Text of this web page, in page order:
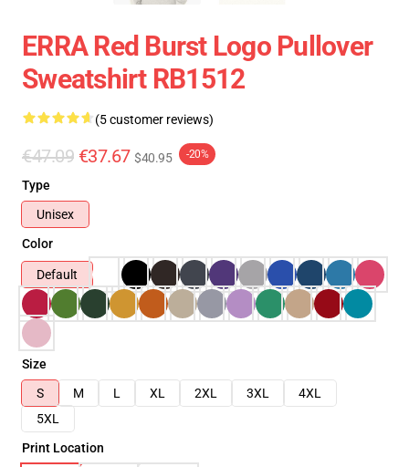
ERRA Red Burst Logo Pullover
Sweatshirt RB1512
(5 customer reviews)
€47.09 €37.67 $40.95 -20%
Type
Unisex
Color
Default
Size
S
M L XL 2XL 3XL
4XL
5XL
Print Location